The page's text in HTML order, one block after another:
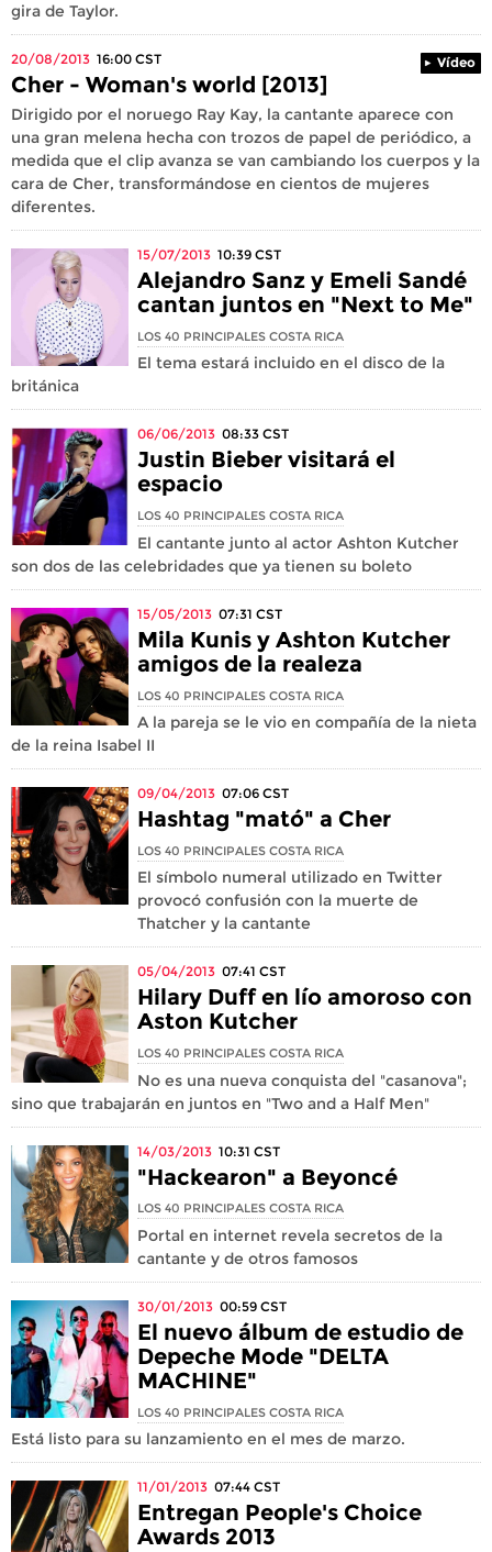
gira de Taylor.
20/08/2013 16:00 CST Vídeo
Cher - Woman's world [2013]
Dirigido por el noruego Ray Kay, la cantante aparece con
una gran melena hecha con trozos de papel de periódico, a
medida que el clip avanza se van cambiando los cuerpos y la
cara de Cher, transformándose en cientos de mujeres
diferentes.
15/07/2013 10:39 CST
Alejandro Sanz y Emeli Sandé
cantan juntos en "Next to Me"
LOS 40 PRINCIPALES COSTA RICA
El tema estará incluido en el disco de la
británica
06/06/2013 08:33 CST
Justin Bieber visitará el
espacio
LOS 40 PRINCIPALES COSTA RICA
El cantante junto al actor Ashton Kutcher
son dos de las celebridades que ya tienen su boleto
15/05/2013 07:31 CST
Mila Kunis y Ashton Kutcher
amigos de la realeza
LOS 40 PRINCIPALES COSTA RICA
A la pareja se le vio en compañía de la nieta
de la reina Isabel II
09/04/2013 07:06 CST
Hashtag "mató" a Cher
LOS 40 PRINCIPALES COSTA RICA
El símbolo numeral utilizado en Twitter
provocó confusión con la muerte de
Thatcher y la cantante
05/04/2013 07:41 CST
Hilary Duff en lío amoroso con
Aston Kutcher
LOS 40 PRINCIPALES COSTA RICA
No es una nueva conquista del "casanova";
sino que trabajarán en juntos en "Two and a Half Men"
14/03/2013 10:31 CST
"Hackearon" a Beyoncé
LOS 40 PRINCIPALES COSTA RICA
Portal en internet revela secretos de la
cantante y de otros famosos
30/01/2013 00:59 CST
El nuevo álbum de estudio de
Depeche Mode "DELTA
MACHINE"
LOS 40 PRINCIPALES COSTA RICA
Está listo para su lanzamiento en el mes de marzo.
11/01/2013 07:44 CST
Entregan People's Choice
Awards 2013